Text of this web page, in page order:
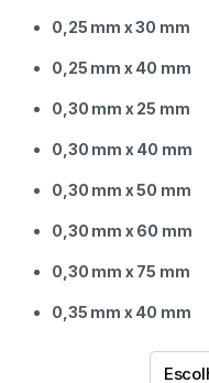
0,25 mm x 30 mm
0,25 mm x 40 mm
0,30 mm x 25 mm
0,30 mm x 40 mm
0,30 mm x 50 mm
0,30 mm x 60 mm
0,30 mm x 75 mm
0,35 mm x 40 mm